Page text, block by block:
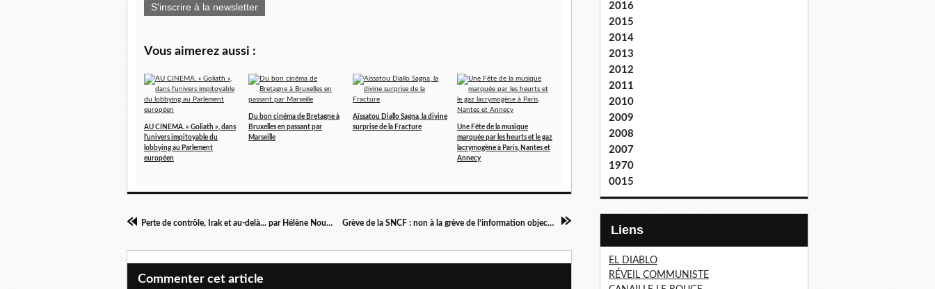
S'inscrire à la newsletter
Vous aimerez aussi :
AU CINEMA. « Goliath », dans
l'univers impitoyable du
lobbying au Parlement
européen
Du bon cinéma de Bretagne à
Bruxelles en passant par
Marseille
Aïssatou Diallo Sagna, la divine
surprise de la Fracture
Une Fête de la musique
marquée par les heurts et le gaz
lacrymogène à Paris, Nantes et
Annecy
Perte de contrôle, Irak et au-delà... par Hélène Nouaille Grève de la SNCF : non à la grève de l’information objective !
Commenter cet article
2016
2015
2014
2013
2012
2011
2010
2009
2008
2007
1970
0015
Liens
EL DIABLO
RÉVEIL COMMUNISTE